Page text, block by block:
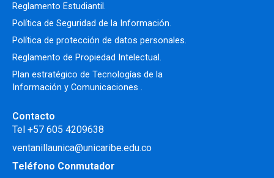
Reglamento Estudiantil.
Política de Seguridad de la Información.
Política de protección de datos personales.
Reglamento de Propiedad Intelectual.
Plan estratégico de Tecnologías de la
Información y Comunicaciones .
Contacto
Tel +57 605 4209638
ventanillaunica@unicaribe.edu.co
Teléfono Conmutador